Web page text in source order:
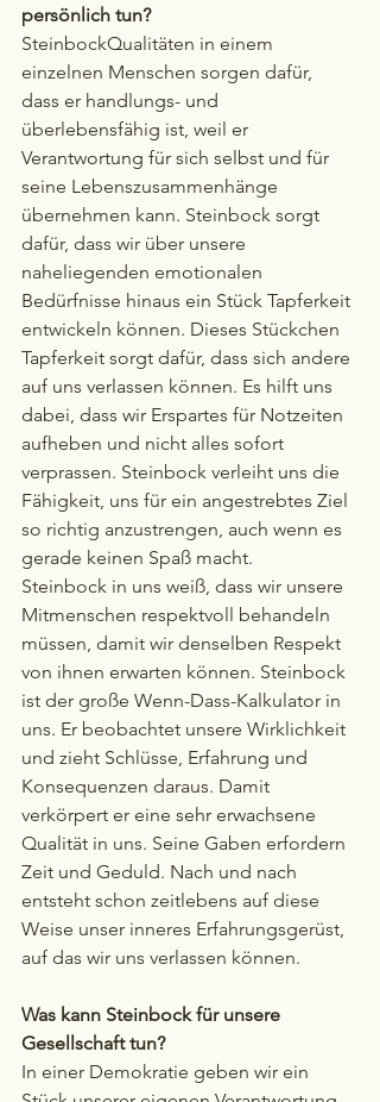
persönlich tun?
SteinbockQualitäten in einem
einzelnen Menschen sorgen dafür,
dass er handlungs- und
überlebensfähig ist, weil er
Verantwortung für sich selbst und für
seine Lebenszusammenhänge
übernehmen kann. Steinbock sorgt
dafür, dass wir über unsere
naheliegenden emotionalen
Bedürfnisse hinaus ein Stück Tapferkeit
entwickeln können. Dieses Stückchen
Tapferkeit sorgt dafür, dass sich andere
auf uns verlassen können. Es hilft uns
dabei, dass wir Erspartes für Notzeiten
aufheben und nicht alles sofort
verprassen. Steinbock verleiht uns die
Fähigkeit, uns für ein angestrebtes Ziel
so richtig anzustrengen, auch wenn es
gerade keinen Spaß macht.
Steinbock in uns weiß, dass wir unsere
Mitmenschen respektvoll behandeln
müssen, damit wir denselben Respekt
von ihnen erwarten können. Steinbock
ist der große Wenn-Dass-Kalkulator in
uns. Er beobachtet unsere Wirklichkeit
und zieht Schlüsse, Erfahrung und
Konsequenzen daraus. Damit
verkörpert er eine sehr erwachsene
Qualität in uns. Seine Gaben erfordern
Zeit und Geduld. Nach und nach
entsteht schon zeitlebens auf diese
Weise unser inneres Erfahrungsgerüst,
auf das wir uns verlassen können.
Was kann Steinbock für unsere
Gesellschaft tun?
In einer Demokratie geben wir ein